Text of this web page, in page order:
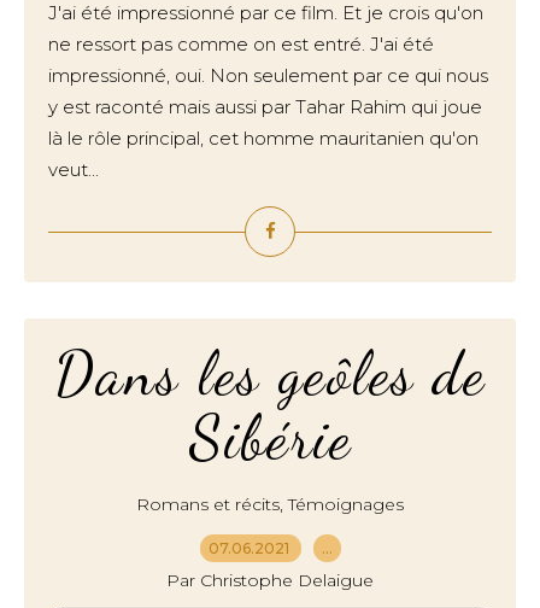
J'ai été impressionné par ce film. Et je crois qu'on
ne ressort pas comme on est entré. J'ai été
impressionné, oui. Non seulement par ce qui nous
y est raconté mais aussi par Tahar Rahim qui joue
là le rôle principal, cet homme mauritanien qu'on
veut...
Dans les geôles de
Sibérie
Romans et récits,Témoignages
07.06.2021 …
Par Christophe Delaigue